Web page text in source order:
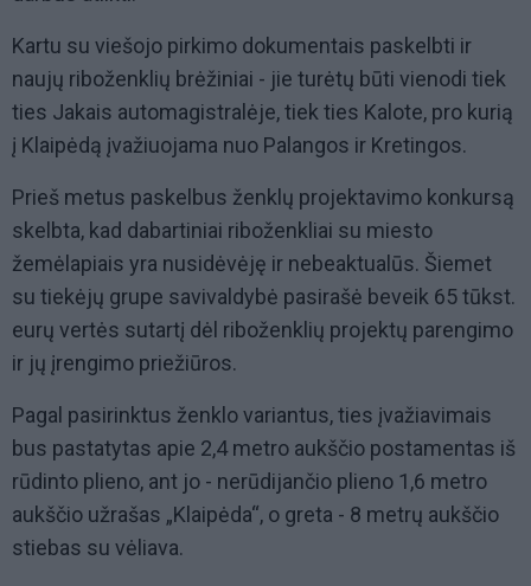
Kartu su viešojo pirkimo dokumentais paskelbti ir
naujų riboženklių brėžiniai - jie turėtų būti vienodi tiek
ties Jakais automagistralėje, tiek ties Kalote, pro kurią
į Klaipėdą įvažiuojama nuo Palangos ir Kretingos.
Prieš metus paskelbus ženklų projektavimo konkursą
skelbta, kad dabartiniai riboženkliai su miesto
žemėlapiais yra nusidėvėję ir nebeaktualūs. Šiemet
su tiekėjų grupe savivaldybė pasirašė beveik 65 tūkst.
eurų vertės sutartį dėl riboženklių projektų parengimo
ir jų įrengimo priežiūros.
Pagal pasirinktus ženklo variantus, ties įvažiavimais
bus pastatytas apie 2,4 metro aukščio postamentas iš
rūdinto plieno, ant jo - nerūdijančio plieno 1,6 metro
aukščio užrašas „Klaipėda“, o greta - 8 metrų aukščio
stiebas su vėliava.